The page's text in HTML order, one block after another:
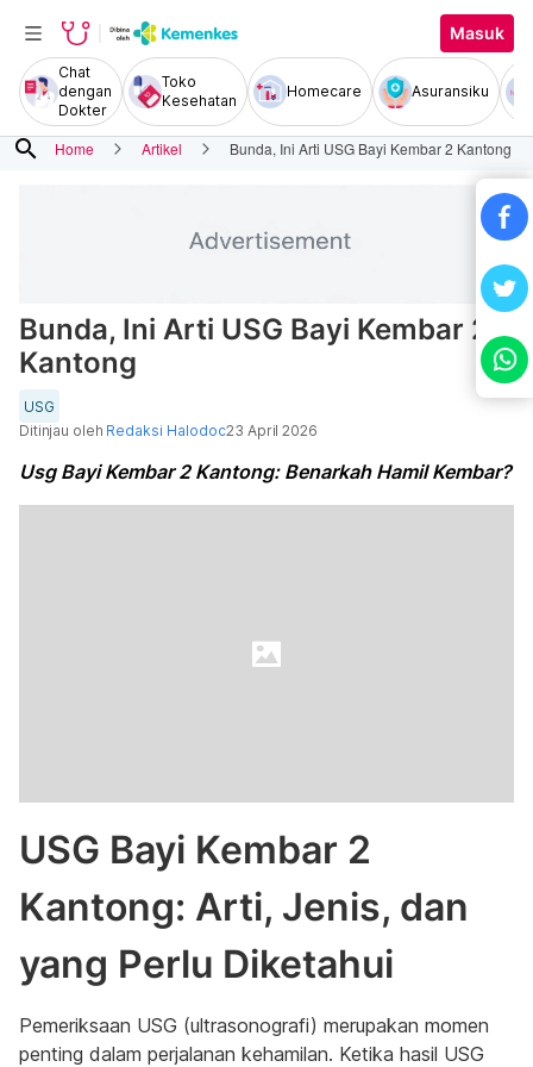
Masuk
Chat
dengan
Dokter
Toko
Kesehatan
Homecare Asuransiku
search Home Artikel Bunda, Ini Arti USG Bayi Kembar 2 Kantong
Bunda, Ini Arti USG Bayi Kembar 2
Kantong
USG
Ditinjau oleh Redaksi Halodoc23 April 2026
Usg Bayi Kembar 2 Kantong: Benarkah Hamil Kembar?
USG Bayi Kembar 2
Kantong: Arti, Jenis, dan
yang Perlu Diketahui
Pemeriksaan USG (ultrasonografi) merupakan momen
penting dalam perjalanan kehamilan. Ketika hasil USG